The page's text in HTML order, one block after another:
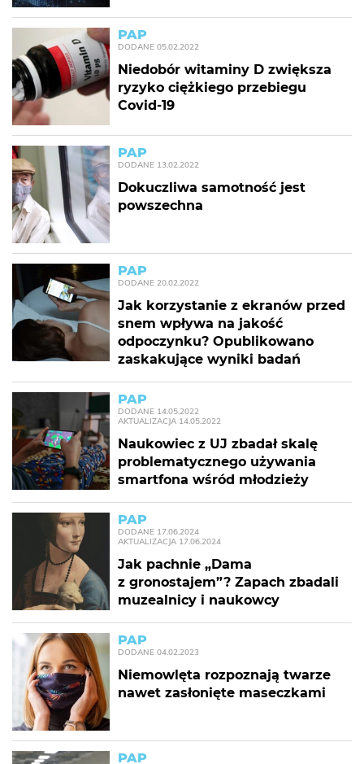
PAP
DODANE 05.02.2022
Niedobór witaminy D zwiększa
ryzyko ciężkiego przebiegu
Covid-19
PAP
DODANE 13.02.2022
Dokuczliwa samotność jest
powszechna
PAP
DODANE 20.02.2022
Jak korzystanie z ekranów przed
snem wpływa na jakość
odpoczynku? Opublikowano
zaskakujące wyniki badań
PAP
DODANE 14.05.2022
AKTUALIZACJA 14.05.2022
Naukowiec z UJ zbadał skalę
problematycznego używania
smartfona wśród młodzieży
PAP
DODANE 17.06.2024
AKTUALIZACJA 17.06.2024
Jak pachnie „Dama
z gronostajem”? Zapach zbadali
muzealnicy i naukowcy
PAP
DODANE 04.02.2023
Niemowlęta rozpoznają twarze
nawet zasłonięte maseczkami
PAP